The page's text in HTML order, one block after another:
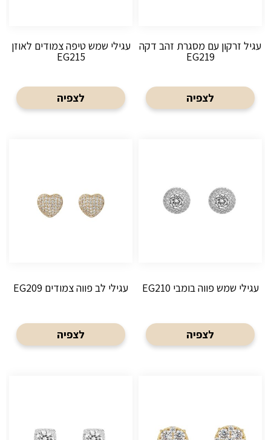
עגיל זרקון עם מסגרת זהב דקה
EG219
לצפיה
עגילי שמש טיפה צמודים לאוזן
EG215
לצפיה
עגילי שמש פווה בומבי EG210
לצפיה
עגילי לב פווה צמודים EG209
לצפיה